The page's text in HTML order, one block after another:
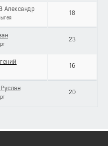
Александр
18
23
16
20